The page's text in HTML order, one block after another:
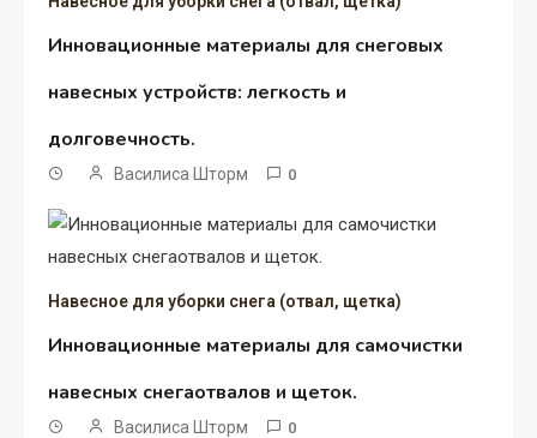
Инновационные материалы для снеговых
навесных устройств: легкость и
долговечность.
Василиса Шторм 0
Навесное для уборки снега (отвал, щетка)
Инновационные материалы для самочистки
навесных снегаотвалов и щеток.
Василиса Шторм 0